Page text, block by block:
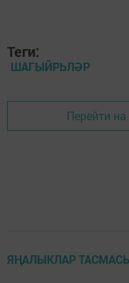
Теги:
ШАГЫЙРЬЛӘР
Перейти
ЯҢАЛЫКЛАР